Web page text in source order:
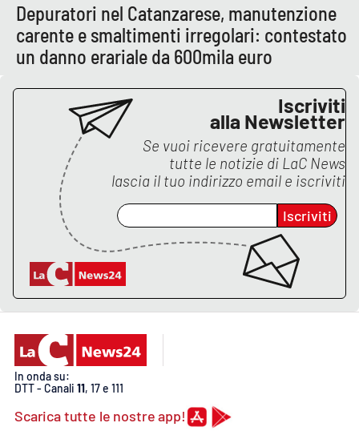
Depuratori nel Catanzarese, manutenzione
carente e smaltimenti irregolari: contestato
un danno erariale da 600mila euro
Iscriviti
alla Newsletter
Se vuoi ricevere gratuitamente
tutte le notizie di LaC News
lascia il tuo indirizzo email e iscriviti
Iscriviti
In onda su:
DTT - Canali 11, 17 e 111
Scarica tutte le nostre app!